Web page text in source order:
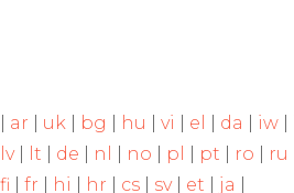
ar uk bg hu vi el da iw
lv| lt de nl no pl pt ro ru
fi
fr hi hr cs sv| et ja